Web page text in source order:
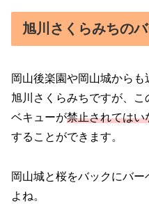
旭川さくらみちの
岡山後楽園や岡山城から
旭川さくらみちですが、
ベキューが禁止されてはい
することができます。
岡山城と桜をバックにバ
よね。